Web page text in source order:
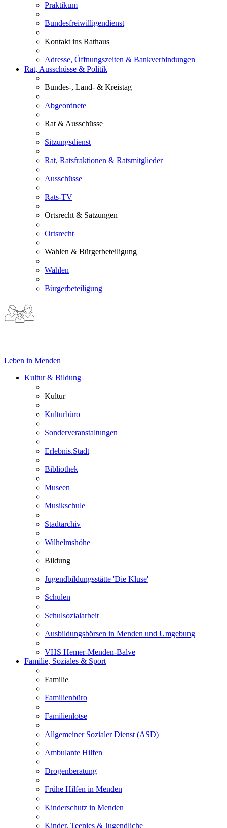
Praktikum
Bundesfreiwilligendienst
Kontakt ins Rathaus
Adresse, Öffnungszeiten & Bankverbindungen
Rat, Ausschüsse & Politik
Bundes-, Land- & Kreistag
Abgeordnete
Rat & Ausschüsse
Sitzungsdienst
Rat, Ratsfraktionen & Ratsmitglieder
Ausschüsse
Rats-TV
Ortsrecht & Satzungen
Ortsrecht
Wahlen & Bürgerbeteiligung
Wahlen
Bürgerbeteiligung
Leben in Menden
Kultur & Bildung
Kultur
Kulturbüro
Sonderveranstaltungen
Erlebnis.Stadt
Bibliothek
Museen
Musikschule
Stadtarchiv
Wilhelmshöhe
Bildung
Jugendbildungsstätte 'Die Kluse'
Schulen
Schulsozialarbeit
Ausbildungsbörsen in Menden und Umgebung
VHS Hemer-Menden-Balve
Familie, Soziales & Sport
Familie
Familienbüro
Familienlotse
Allgemeiner Sozialer Dienst (ASD)
Ambulante Hilfen
Drogenberatung
Frühe Hilfen in Menden
Kinderschutz in Menden
Kinder, Teenies & Jugendliche